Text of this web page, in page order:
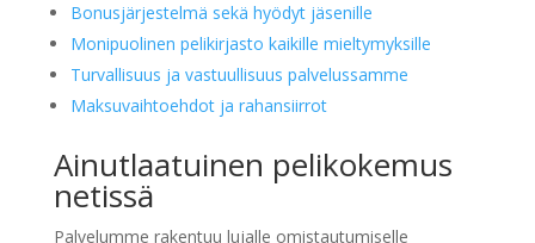
Bonusjärjestelmä sekä hyödyt jäsenille
Monipuolinen pelikirjasto kaikille mieltymyksille
Turvallisuus ja vastuullisuus palvelussamme
Maksuvaihtoehdot ja rahansiirrot
Ainutlaatuinen pelikokemus
netissä
Palvelumme rakentuu lujalle omistautumiselle